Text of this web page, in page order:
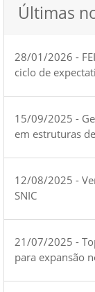
Últimas
28/01/2026 -
ciclo de
15/09/2025 -
em estruturas
12/08/2025 -
SNIC
21/07/2025 -
para expansão